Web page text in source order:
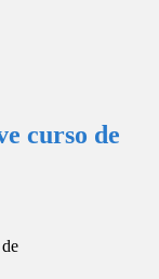
curso de